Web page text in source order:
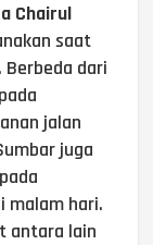
Chairul
saat
dari
jalan
juga
malam hari.
antara lain